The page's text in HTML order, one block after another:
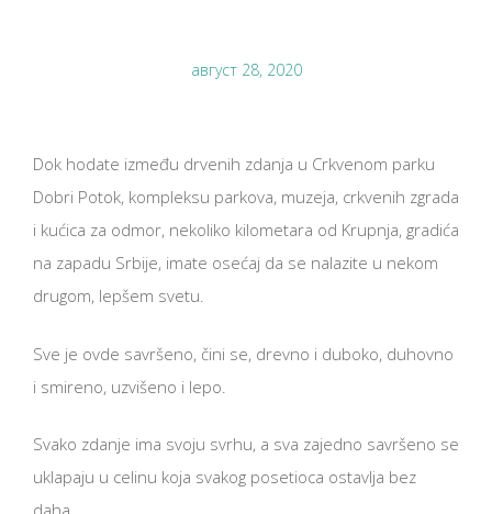
август 28, 2020
Dok hodate između drvenih zdanja u Crkvenom parku
Dobri Potok, kompleksu parkova, muzeja, crkvenih zgrada
i kućica za odmor, nekoliko kilometara od Krupnja, gradića
na zapadu Srbije, imate osećaj da se nalazite u nekom
drugom, lepšem svetu.
Sve je ovde savršeno, čini se, drevno i duboko, duhovno
i smireno, uzvišeno i lepo.
Svako zdanje ima svoju svrhu, a sva zajedno savršeno se
uklapaju u celinu koja svakog posetioca ostavlja bez